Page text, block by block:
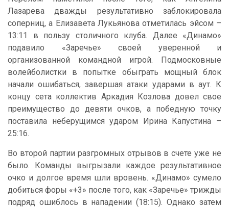
Лазарева дважды результативно заблокировала
соперниц, а Елизавета Лукьянова отметилась эйсом –
13:11 в пользу столичного клуба. Далее «Динамо»
подавило «Заречье» своей уверенной и
организованной командной игрой. Подмосковные
волейболистки в попытке обыграть мощный блок
начали ошибаться, завершая атаки ударами в аут. К
концу сета коллектив Аркадия Козлова довел свое
преимущество до девяти очков, а победную точку
поставила неберущимся ударом Ирина Капустина –
25:16.
Во второй партии разгромных отрывов в счете уже не
было. Команды выгрызали каждое результативное
очко и долгое время шли вровень. «Динамо» сумело
добиться форы «+3» после того, как «Заречье» трижды
подряд ошиблось в нападении (18:15). Однако затем